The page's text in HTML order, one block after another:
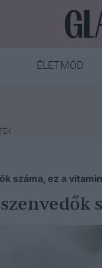
ÉLETMÓD
száma, ez a